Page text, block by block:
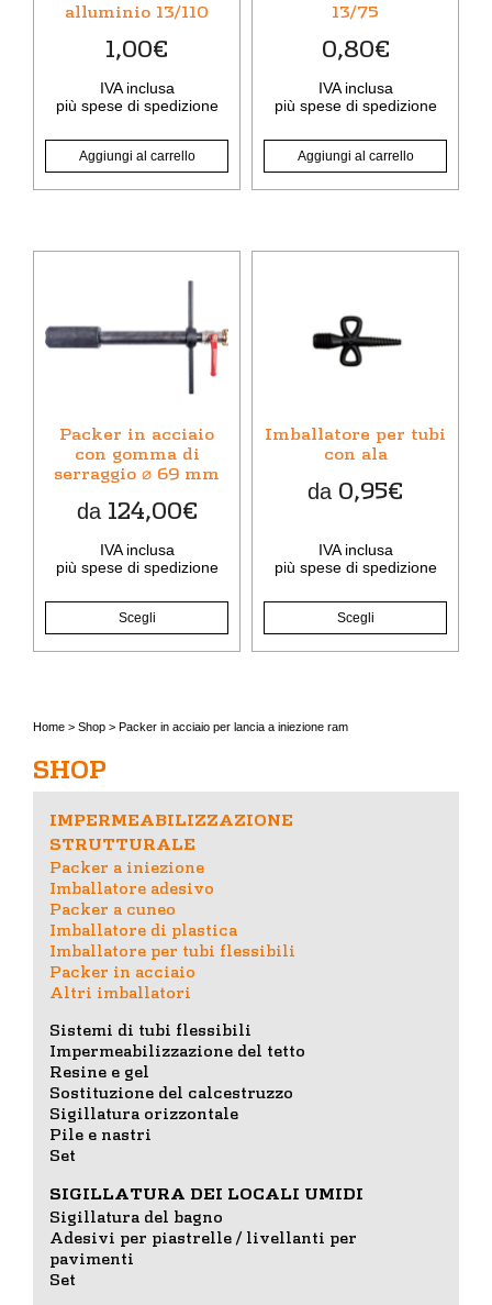
alluminio 13/110
1,00€
IVA inclusa
più spese di spedizione
Aggiungi al carrello
13/75
0,80€
IVA inclusa
più spese di spedizione
Aggiungi al carrello
Packer in acciaio
con gomma di
serraggio ⌀ 69 mm
da 124,00€
IVA inclusa
più spese di spedizione
Scegli
ha
più
opzioni
possono
essere
del
Imballatore per tubi
con ala
da 0,95€
IVA inclusa
più spese di spedizione
Scegli
opzioni
del
Home > Shop > Packer in acciaio per lancia a iniezione ram
SHOP
IMPERMEABILIZZAZIONE
STRUTTURALE
Packer a iniezione
Imballatore adesivo
Packer a cuneo
Imballatore di plastica
Imballatore per tubi flessibili
Packer in acciaio
Altri imballatori
Sistemi di tubi flessibili
Impermeabilizzazione del tetto
Resine e gel
Sostituzione del calcestruzzo
Sigillatura orizzontale
Pile e nastri
Set
SIGILLATURA DEI LOCALI UMIDI
Sigillatura del bagno
Adesivi per piastrelle / livellanti per
pavimenti
Set